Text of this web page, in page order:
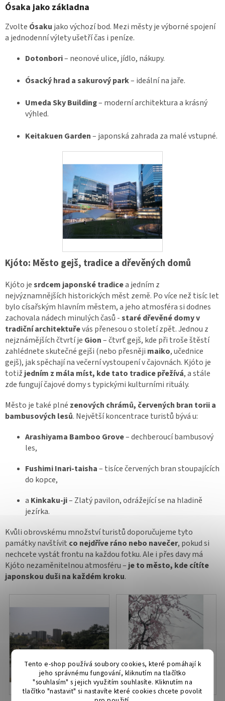
Tento e-shop používá soubory cookies, které pomáhají k
jeho správnému fungování, kliknutím na tlačítko
"souhlasím" s jejich využitím souhlasíte. Kliknutím na
tlačítko "nastavit" si nastavíte které cookies chcete povolit
Ósaka jako základna
Zvolte Ósaku jako výchozí bod. Mezi městy je výborné spojení
a jednodenní výlety ušetří čas i peníze.
Dotonbori– neonové ulice, jídlo, nákupy.
Ósacký hrad a sakurový park– ideální na jaře.
Umeda Sky Building– moderní architektura a krásný
výhled.
Keitakuen Garden– japonská zahrada za malé vstupné.
Kjóto: Město gejš, tradice a dřevěných domů
Kjóto jesrdcem japonské tradicea jedním z
nejvýznamnějších historických měst země. Po více než tisíc let
bylo císařským hlavním městem, a jeho atmosféra si dodnes
zachovala nádech minulých časů -staré dřevěné domy v
tradiční architektuřevás přenesou o století zpět. Jednou z
nejznámějších čtvrtí je Gion– čtvrť gejš, kde při troše štěstí
zahlédnete skutečné gejši (nebo přesněji maiko, učednice
gejš), jak spěchají na večerní vystoupení v čajovnách. Kjóto je
totiž jedním z mála míst, kde tato tradice přežívá, a stále
zde fungují čajové domy s typickými kulturními rituály.
Město je také plné zenových chrámů, červených bran torii a
bambusových lesů. Největší koncentrace turistů bývá u:
Arashiyama Bamboo Grove– dechberoucí bambusový
les,
Fushimi Inari-taisha– tisíce červených bran stoupajících
do kopce,
a Kinkaku-ji– Zlatý pavilon, odrážející se na hladině
jezírka.
Kvůli obrovskému množství turistů doporučujeme tyto
památky navštívit co nejdříve ráno nebo navečer, pokud si
nechcete vystát frontu na každou fotku. Ale i přes davy má
Kjóto nezaměnitelnou atmosféru – je to město, kde cítíte
japonskou duši na každém kroku.